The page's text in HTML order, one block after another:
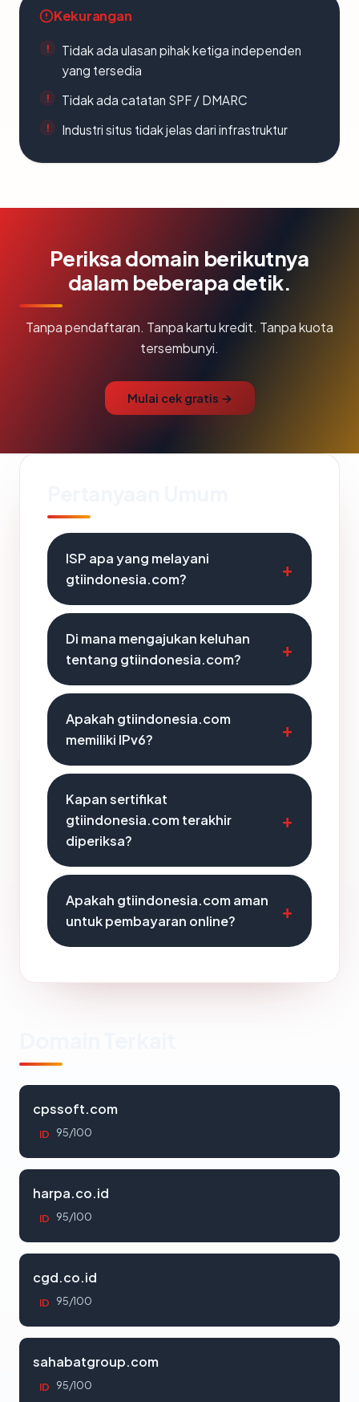
Kekurangan
Tidak ada ulasan pihak ketiga independen
yang tersedia
Tidak ada catatan SPF / DMARC
Industri situs tidak jelas dari infrastruktur
Periksa domain berikutnya
dalam beberapa detik.
Tanpa pendaftaran. Tanpa kartu kredit. Tanpa kuota
tersembunyi.
Mulai cek gratis →
ISP apa yang melayani
gtiindonesia.com?
Di mana mengajukan keluhan
tentang gtiindonesia.com?
Apakah gtiindonesia.com
memiliki IPv6?
Kapan sertifikat
gtiindonesia.com terakhir
diperiksa?
Apakah gtiindonesia.com aman
untuk pembayaran online?
cpssoft.com
ID 95/100
harpa.co.id
ID 95/100
cgd.co.id
ID 95/100
sahabatgroup.com
ID 95/100